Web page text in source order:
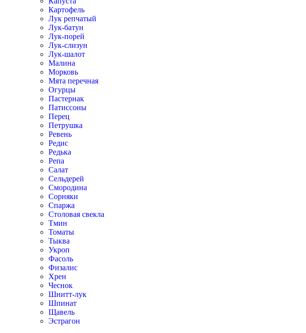
Картофель
Лук репчатый
Лук-батун
Лук-порей
Лук-слизун
Лук-шалот
Малина
Морковь
Мята перечная
Огурцы
Пастернак
Патиссоны
Перец
Петрушка
Ревень
Редис
Редька
Репа
Салат
Сельдерей
Смородина
Сорняки
Спаржа
Столовая свекла
Тмин
Томаты
Тыква
Укроп
Фасоль
Физалис
Хрен
Чеснок
Шнитт-лук
Шпинат
Щавель
Эстрагон